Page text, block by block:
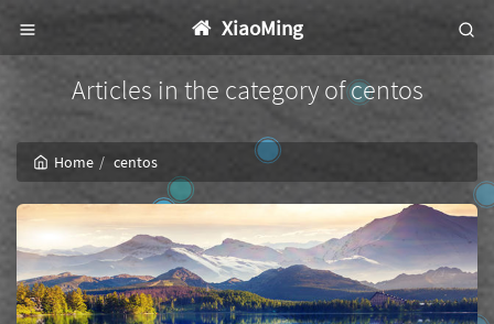
XiaoMing
Articles in the category of centos
Home centos